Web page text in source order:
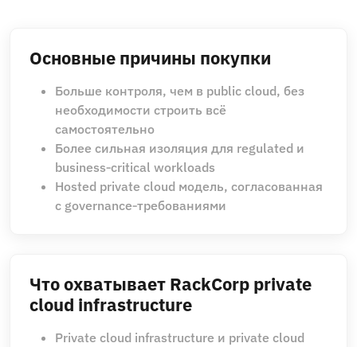
Основные причины покупки
Больше контроля, чем в public cloud, без
необходимости строить всё
самостоятельно
Более сильная изоляция для regulated и
business‑critical workloads
Hosted private cloud модель, согласованная
с governance‑требованиями
Что охватывает RackCorp private
cloud infrastructure
Private cloud infrastructure и private cloud